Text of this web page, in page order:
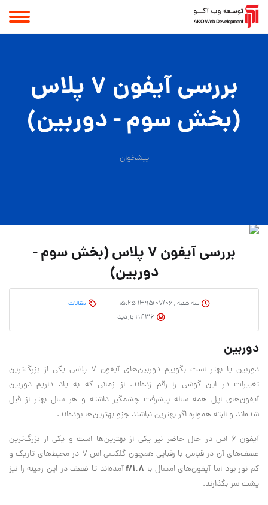
بررسی آیفون 7 پلاس
(بخش سوم - دوربین)
پیشخوان
بررسی آیفون 7 پلاس (بخش سوم -
دوربین)
سه شنبه , ۱۳۹۵/۰۷/۰۶ ۱۵:۲۵
مقالات
دوربین
دوربین یا بهتر است بگوییم دوربین‌های آیفون 7 پلاس یکی از بزرگ‌ترین
تغییرات در این گوشی را رقم زده‌اند. از زمانی که به یاد داریم دوربین‌
آیفون‌های اپل همه ساله پیشرفت چشمگیر داشته و هر سال بهتر از قبل
شده‌اند و البته همواره اگر بهترین نباشند جزو بهترین‌ها بوده‌اند.
آیفون ۶ اس در حال حاضر نیز یکی از بهترین‌ها است و یکی از بزرگ‌ترین
ضعف‌های آن در قیاس با رقبایی همچون گلکسی اس ۷ در محیط‌های تاریک و
کم نور بود اما آیفون‌های امسال با f/1.8آمده‌اند تا ضعف در این زمینه را نیز
پشت سر بگذارند.